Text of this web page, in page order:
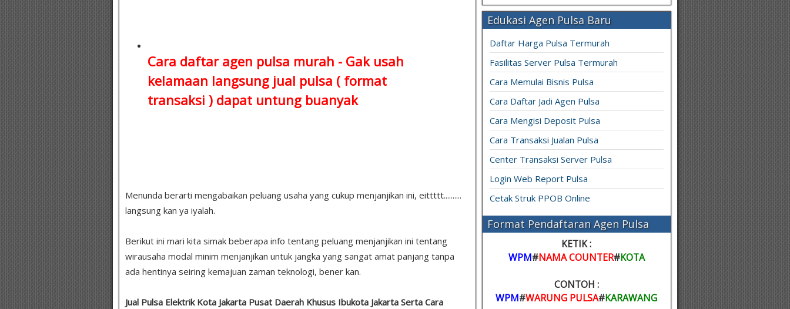
Cara daftar agen pulsa murah - Gak usah
kelamaan langsung jual pulsa ( format
transaksi )dapat untung buanyak
Menunda berarti mengabaikan peluang usaha yang cukup menjanjikan ini, eittttt..........
langsung kan ya iyalah.
Berikut ini mari kita simak beberapa info tentang peluang menjanjikan ini tentang
wirausaha modal minim menjanjikan untuk jangka yang sangat amat panjang tanpa
ada hentinya seiring kemajuan zaman teknologi, bener kan.
Jual Pulsa Elektrik Kota Jakarta Pusat Daerah Khusus Ibukota Jakarta Serta Cara
Edukasi Agen Pulsa Baru
Daftar Harga Pulsa Termurah
Fasilitas Server Pulsa Termurah
Cara Memulai Bisnis Pulsa
Cara Daftar Jadi Agen Pulsa
Cara Mengisi Deposit Pulsa
Cara Transaksi Jualan Pulsa
Center Transaksi Server Pulsa
Login Web Report Pulsa
Cetak Struk PPOB Online
Format Pendaftaran Agen Pulsa
KETIK :
WPM#NAMA COUNTER#KOTA
CONTOH :
WPM#WARUNG PULSA#KARAWANG